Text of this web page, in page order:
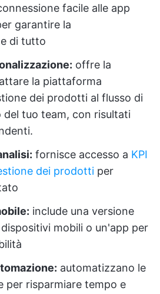
facile alle app
garantire la
di tutto
offre la
la piattaforma
dei prodotti al flusso di
del tuo team, con risultati
fornisce accesso a KPI
dei prodotti per
include una versione
mobili o un'app per
automatizzano le
per risparmiare tempo e